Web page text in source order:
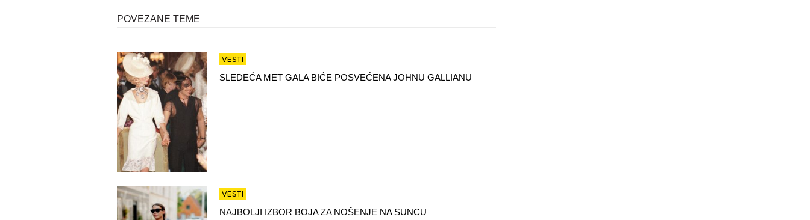
POVEZANE TEME
VESTI
SLEDEĆA MET GALA BIĆE POSVEĆENA JOHNU GALLIANU
VESTI
NAJBOLJI IZBOR BOJA ZA NOŠENJE NA SUNCU